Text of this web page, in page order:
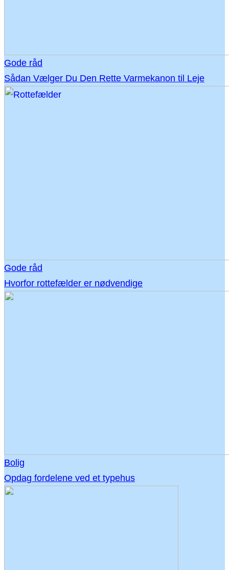
Gode råd
Sådan Vælger Du Den Rette Varmekanon til Leje
Gode råd
Hvorfor rottefælder er nødvendige
Bolig
Opdag fordelene ved et typehus